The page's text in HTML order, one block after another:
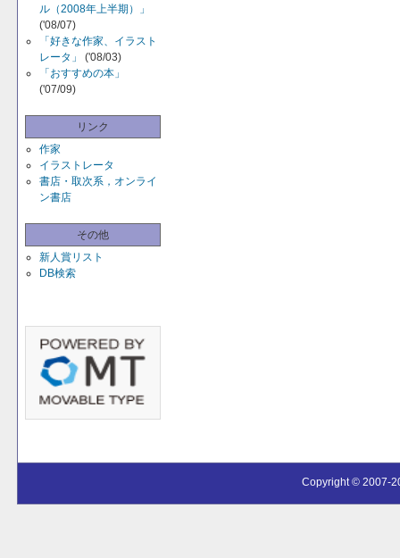
ル（2008年上半期）」
('08/07)
「好きな作家、イラスト
レータ」
('08/03)
「おすすめの本」
('07/09)
リンク
作家
イラストレータ
書店・取次系，オンライ
ン書店
その他
新人賞リスト
DB検索
Copyright © 2007-